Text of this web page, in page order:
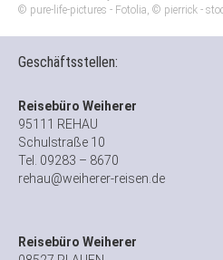
© pure-life-pictures - Fotolia, © pierrick -
Geschäftsstellen:
Reisebüro Weiherer
95111 REHAU
Schulstraße 10
Tel. 09283 – 8670
rehau@weiherer-reisen.de
Reisebüro Weiherer